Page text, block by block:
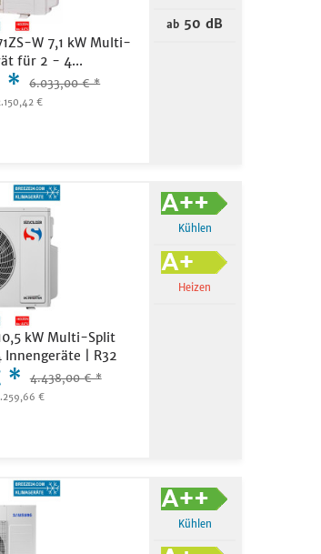
W 7,1 kW Multi-
für 2 - 4...
* 6.033,00 € *
€
ab 50 dB
kW Multi-Split
| R32
* 4.438,00 € *
€
Kühlen
Heizen
Kühlen